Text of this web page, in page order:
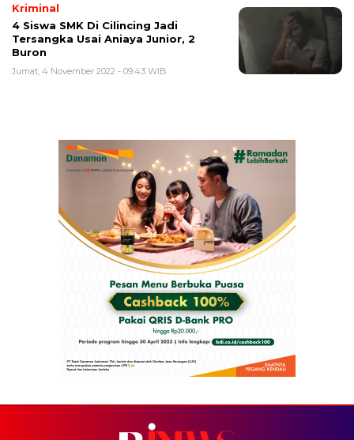
Kriminal
4 Siswa SMK Di Cilincing Jadi
Tersangka Usai Aniaya Junior, 2
Buron
Jumat, 4 November 2022 - 09:43 WIB